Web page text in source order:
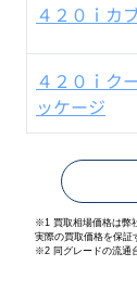
４２０ｉカ
４２０ｉク
ッケージ
※1 買取相場価格は弊
実際の買取価格を保証
※2 同グレードの流通